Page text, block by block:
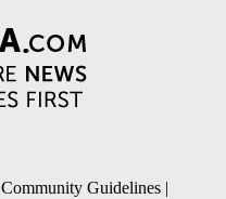
Community Guidelines |